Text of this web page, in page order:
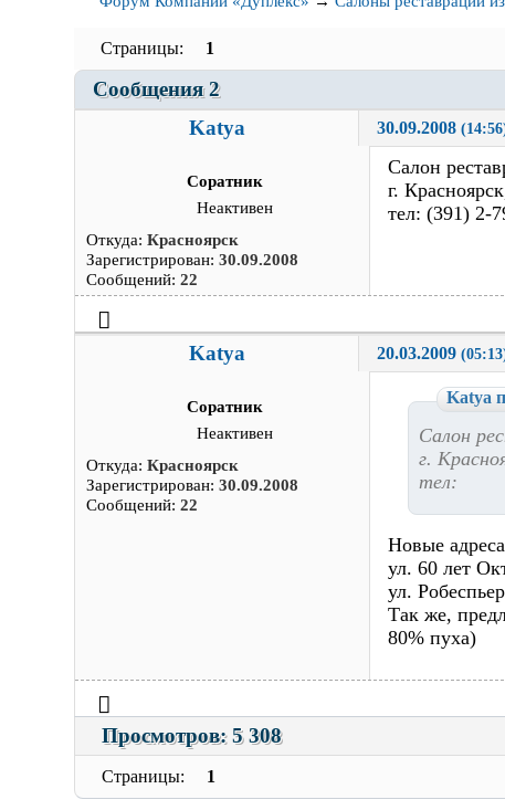
Страницы 1
Сообщения 2
Katya 30.09.2008
Соратник
Неактивен
Откуда:Красноярск
Зарегистрирован:30.09.2008
Сообщений:22
Салон
г.
тел: (391) 2-
Katya 20.03.2009
Соратник
Неактивен
Откуда:Красноярск
Зарегистрирован:30.09.2008
Сообщений:22
Katya
Салон
г.
тел:
Новые
ул. 60 лет
ул.
Так же,
80% пуха)
Просмотров: 5 308
Страницы 1